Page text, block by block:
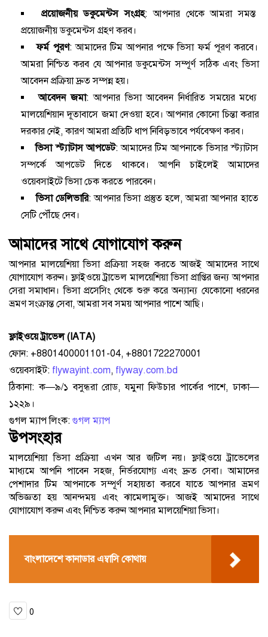
প্রয়োজনীয় ডকুমেন্টস সংগ্রহ: আপনার থেকে আমরা সমস্ত
প্রয়োজনীয় ডকুমেন্টস গ্রহণ করব।
ফর্ম পূরণ: আমাদের টিম আপনার পক্ষে ভিসা ফর্ম পূরণ করবে।
আমরা নিশ্চিত করব যে আপনার ডকুমেন্টস সম্পূর্ণ সঠিক এবং ভিসা
আবেদন প্রক্রিয়া দ্রুত সম্পন্ন হয়।
আবেদন জমা: আপনার ভিসা আবেদন নির্ধারিত সময়ের মধ্যে
মালয়েশিয়ান দূতাবাসে জমা দেওয়া হবে। আপনার কোনো চিন্তা করার
দরকার নেই, কারণ আমরা প্রতিটি ধাপ নিবিড়ভাবে পর্যবেক্ষণ করব।
ভিসা স্ট্যাটাস আপডেট: আমাদের টিম আপনাকে ভিসার স্ট্যাটাস
সম্পর্কে আপডেট দিতে থাকবে। আপনি চাইলেই আমাদের
ওয়েবসাইটে ভিসা চেক করতে পারবেন।
ভিসা ডেলিভারি: আপনার ভিসা প্রস্তুত হলে, আমরা আপনার হাতে
সেটি পৌঁছে দেব।
আমাদের সাথে যোগাযোগ করুন
আপনার মালয়েশিয়া ভিসা প্রক্রিয়া সহজ করতে আজই আমাদের সাথে
যোগাযোগ করুন। ফ্লাইওয়ে ট্রাভেল মালয়েশিয়া ভিসা প্রাপ্তির জন্য আপনার
সেরা সমাধান। ভিসা প্রসেসিং থেকে শুরু করে অন্যান্য যেকোনো ধরনের
ভ্রমণ সংক্রান্ত সেবা, আমরা সব সময় আপনার পাশে আছি।
ফ্লাইওয়ে ট্রাভেল (IATA)
ফোন: +8801400001101-04, +8801722270001
ওয়েবসাইট: flywayint.com, flyway.com.bd
ঠিকানা: ক—৯/১ বসুন্ধরা রোড, যমুনা ফিউচার পার্কের পাশে, ঢাকা—
১২২৯।
গুগল ম্যাপ লিংক:গুগল ম্যাপ
উপসংহার
মালয়েশিয়া ভিসা প্রক্রিয়া এখন আর জটিল নয়। ফ্লাইওয়ে ট্রাভেলের
মাধ্যমে আপনি পাবেন সহজ, নির্ভরযোগ্য এবং দ্রুত সেবা। আমাদের
পেশাদার টিম আপনাকে সম্পূর্ণ সহায়তা করবে যাতে আপনার ভ্রমণ
অভিজ্ঞতা হয় আনন্দময় এবং ঝামেলামুক্ত। আজই আমাদের সাথে
যোগাযোগ করুন এবং নিশ্চিত করুন আপনার মালয়েশিয়া ভিসা।
বাংলাদেশে কানাডার এম্বাসি কোথায়
0